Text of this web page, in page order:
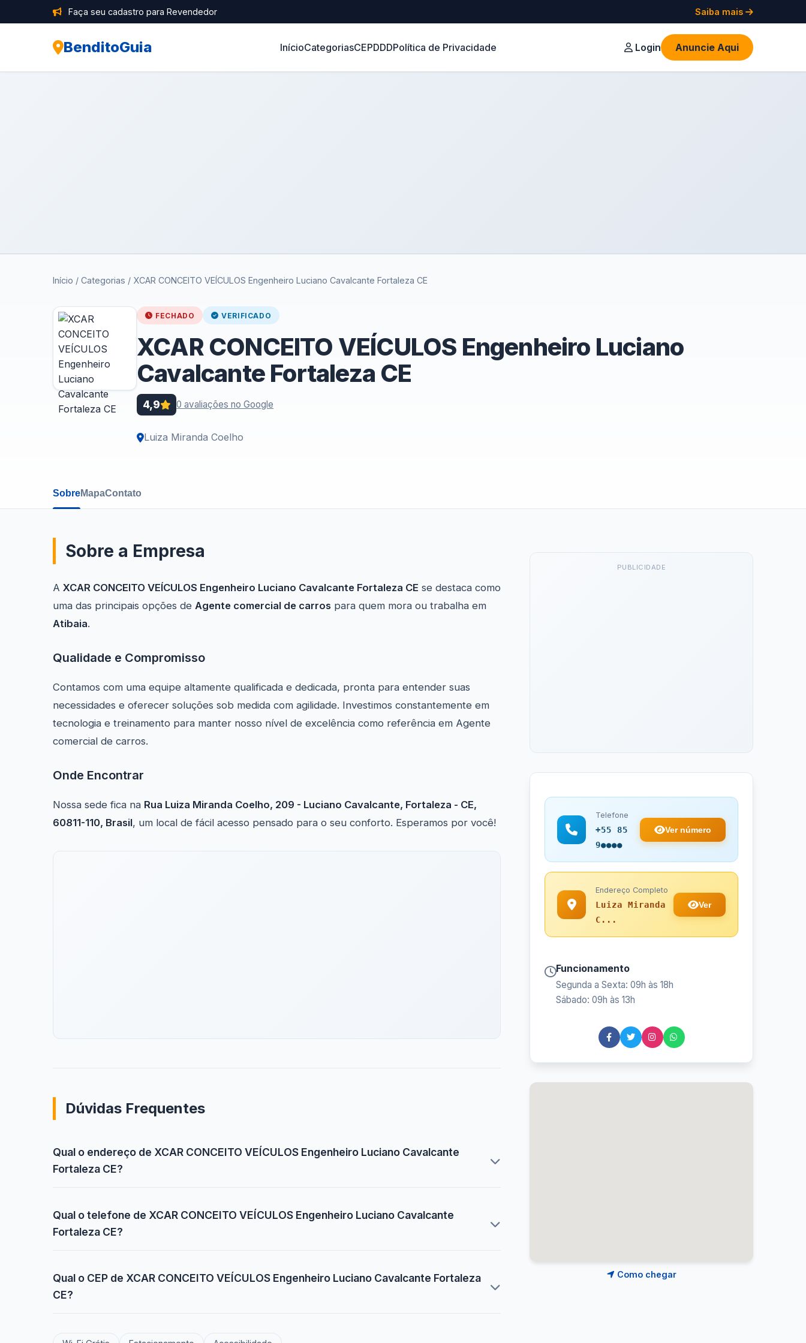
Faça seu cadastro para Revendedor Saiba mais
BenditoGuia InícioCategoriasCEPDDDPolítica de Privacidade Login Anuncie Aqui
Início / Categorias / XCAR CONCEITO VEÍCULOS Engenheiro Luciano Cavalcante Fortaleza CE
FECHADO VERIFICADO
XCAR CONCEITO VEÍCULOS Engenheiro Luciano
Cavalcante Fortaleza CE
4,9 0 avaliações no Google
Luiza Miranda Coelho
SobreMapaContato
Sobre a Empresa
A XCAR CONCEITO VEÍCULOS Engenheiro Luciano Cavalcante Fortaleza CE se destaca como
uma das principais opções de Agente comercial de carros para quem mora ou trabalha em
Atibaia.
Qualidade e Compromisso
Contamos com uma equipe altamente qualificada e dedicada, pronta para entender suas
necessidades e oferecer soluções sob medida com agilidade. Investimos constantemente em
tecnologia e treinamento para manter nosso nível de excelência como referência em Agente
comercial de carros.
Onde Encontrar
Nossa sede fica na Rua Luiza Miranda Coelho, 209 - Luciano Cavalcante, Fortaleza - CE,
60811-110, Brasil, um local de fácil acesso pensado para o seu conforto. Esperamos por você!
Dúvidas Frequentes
Qual o endereço de XCAR CONCEITO VEÍCULOS Engenheiro Luciano Cavalcante
Fortaleza CE?
Qual o telefone de XCAR CONCEITO VEÍCULOS Engenheiro Luciano Cavalcante
Fortaleza CE?
Qual o CEP de XCAR CONCEITO VEÍCULOS Engenheiro Luciano Cavalcante Fortaleza
CE?
PUBLICIDADE
Telefone
+55 85
9●●●●
Ver número
Endereço Completo
Luiza Miranda
C...
Ver
Funcionamento
Segunda a Sexta: 09h às 18h
Sábado: 09h às 13h
Como chegar